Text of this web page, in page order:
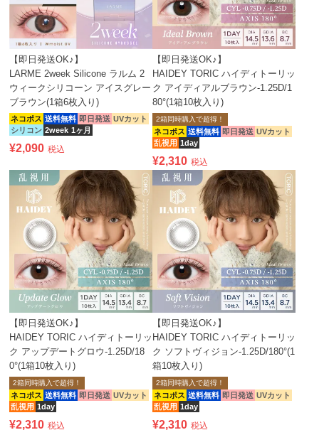
【即日発送OK♪】
LARME 2week Silicone ラルム 2
ウィークシリコーン アイスグレー
ブラウン(1箱6枚入り)
ネコポス 送料無料 即日発送 UVカット
シリコン 2week 1ヶ月
¥2,090 税込
【即日発送OK♪】
HAIDEY TORIC ハイディトーリッ
ク アイディアルブラウン-1.25D/1
80°(1箱10枚入り)
ネコポス 送料無料 即日発送 UVカット
乱視用 1day
2箱同時購入で超得！
¥2,310 税込
【即日発送OK♪】
HAIDEY TORIC ハイディトーリッ
ク アップデートグロウ-1.25D/18
0°(1箱10枚入り)
ネコポス 送料無料 即日発送 UVカット
乱視用 1day
2箱同時購入で超得！
¥2,310 税込
【即日発送OK♪】
HAIDEY TORIC ハイディトーリッ
ク ソフトヴィジョン-1.25D/180°(1
箱10枚入り)
ネコポス 送料無料 即日発送 UVカット
乱視用 1day
2箱同時購入で超得！
¥2,310 税込